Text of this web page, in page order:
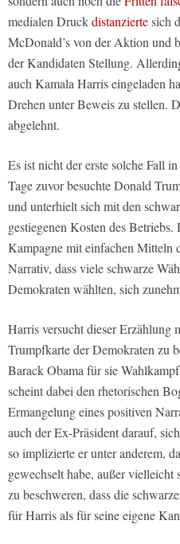
medialen Druckdistanziertesich
McDonald’s von der Aktion und
der Kandidaten Stellung.
auch Kamala Harris eingeladen
Drehen unter Beweis zu stellen.
abgelehnt.
Es ist nicht der erste solche Fall
Tage zuvor besuchte Donald
und unterhielt sich mit den
gestiegenen Kosten des
Kampagne mit einfachen Mitteln
Narrativ, dass viele schwarze
Demokraten wählten, sich
Harris versucht dieser Erzählung
Trumpfkarte der Demokraten zu
Barack Obama für sie
scheint dabei den rhetorischen
Ermangelung eines positiven
auch der Ex-Präsident darauf,
so implizierte er unter anderem,
gewechselt habe, außer vielleicht
zu beschweren, dass die
für Harris als für seine eigene